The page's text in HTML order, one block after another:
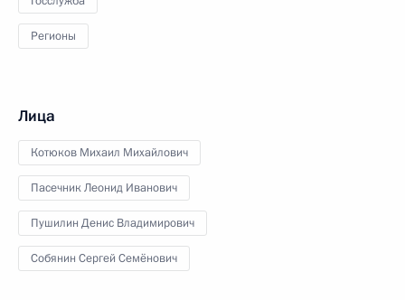
Регионы
Лица
Котюков Михаил Михайлович
Пасечник Леонид Иванович
Пушилин Денис Владимирович
Собянин Сергей Семёнович